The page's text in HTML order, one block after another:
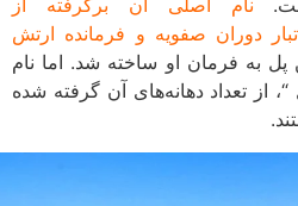
نام اصلی آن برگرفته از
دوران صفویه و فرمانده ارتش
فرمان او ساخته شد. اما نام
دهانه‌های آن گرفته شده